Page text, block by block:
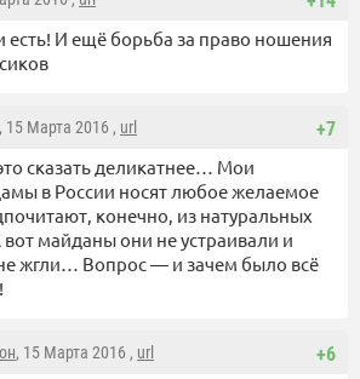
есть! И ещё борьба за право ношения
+7
, 15 Марта 2016 , url
сказать деликатнее… Мои
в России носят любое желаемое
конечно, из натуральных
майданы они не устраивали и
жгли… Вопрос — и зачем было всё
+6
, 15 Марта 2016 , url